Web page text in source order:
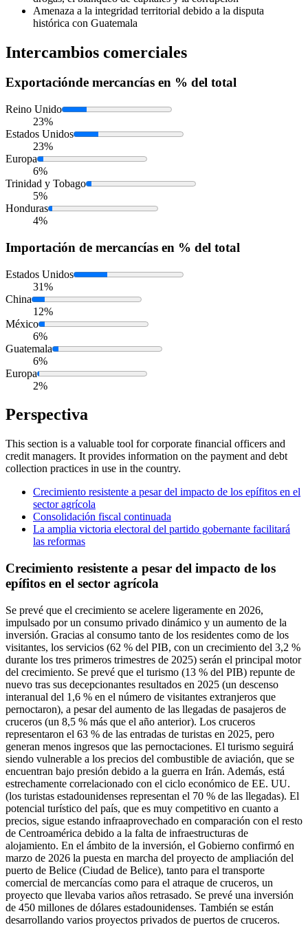
Amenaza a la integridad territorial debido a la disputa
histórica con Guatemala
Intercambios comerciales
Exportaciónde mercancías en % del total
Reino Unido
23%
Estados Unidos
23%
Europa
6%
Trinidad y Tobago
5%
Honduras
4%
Importación de mercancías en % del total
Estados Unidos
31%
China
12%
México
6%
Guatemala
6%
Europa
2%
Perspectiva
This section is a valuable tool for corporate financial officers and
credit managers. It provides information on the payment and debt
collection practices in use in the country.
Crecimiento resistente a pesar del impacto de los epífitos en el
sector agrícola
Consolidación fiscal continuada
La amplia victoria electoral del partido gobernante facilitará
las reformas
Crecimiento resistente a pesar del impacto de los
epífitos en el sector agrícola
Se prevé que el crecimiento se acelere ligeramente en 2026,
impulsado por un consumo privado dinámico y un aumento de la
inversión. Gracias al consumo tanto de los residentes como de los
visitantes, los servicios (62 % del PIB, con un crecimiento del 3,2 %
durante los tres primeros trimestres de 2025) serán el principal motor
del crecimiento. Se prevé que el turismo (13 % del PIB) repunte de
nuevo tras sus decepcionantes resultados en 2025 (un descenso
interanual del 1,6 % en el número de visitantes extranjeros que
pernoctaron), a pesar del aumento de las llegadas de pasajeros de
cruceros (un 8,5 % más que el año anterior). Los cruceros
representaron el 63 % de las entradas de turistas en 2025, pero
generan menos ingresos que las pernoctaciones. El turismo seguirá
siendo vulnerable a los precios del combustible de aviación, que se
encuentran bajo presión debido a la guerra en Irán. Además, está
estrechamente correlacionado con el ciclo económico de EE. UU.
(los turistas estadounidenses representan el 70 % de las llegadas). El
potencial turístico del país, que es muy competitivo en cuanto a
precios, sigue estando infraaprovechado en comparación con el resto
de Centroamérica debido a la falta de infraestructuras de
alojamiento. En el ámbito de la inversión, el Gobierno confirmó en
marzo de 2026 la puesta en marcha del proyecto de ampliación del
puerto de Belice (Ciudad de Belice), tanto para el transporte
comercial de mercancías como para el atraque de cruceros, un
proyecto que llevaba varios años retrasado. Se prevé una inversión
de 450 millones de dólares estadounidenses. También se están
desarrollando varios proyectos privados de puertos de cruceros.